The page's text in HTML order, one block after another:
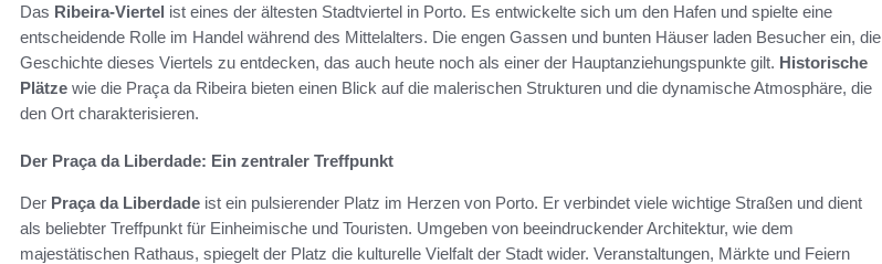
Das Ribeira-Viertel ist eines der ältesten Stadtviertel in Porto. Es entwickelte sich um den Hafen und spielte eine
entscheidende Rolle im Handel während des Mittelalters. Die engen Gassen und bunten Häuser laden Besucher ein, die
Geschichte dieses Viertels zu entdecken, das auch heute noch als einer der Hauptanziehungspunkte gilt. Historische
Plätze wie die Praça da Ribeira bieten einen Blick auf die malerischen Strukturen und die dynamische Atmosphäre, die
den Ort charakterisieren.
Der Praça da Liberdade: Ein zentraler Treffpunkt
Der Praça da Liberdade ist ein pulsierender Platz im Herzen von Porto. Er verbindet viele wichtige Straßen und dient
als beliebter Treffpunkt für Einheimische und Touristen. Umgeben von beeindruckender Architektur, wie dem
majestätischen Rathaus, spiegelt der Platz die kulturelle Vielfalt der Stadt wider. Veranstaltungen, Märkte und Feiern